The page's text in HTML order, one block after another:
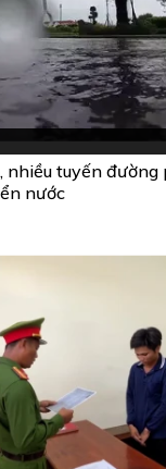
nhiều tuyến đường
nước